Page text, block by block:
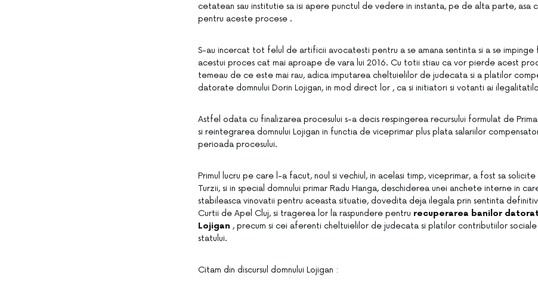
cetatean sau institutie sa isi apere punctul de vedere in instanta, pe de alta parte, asa
pentru aceste procese .
S-au incercat tot felul de artificii avocatesti pentru a se amana sentinta si a se impinge
acestui proces cat mai aproape de vara lui 2016. Cu totii stiau ca vor pierde acest
temeau de ce este mai rau, adica imputarea cheltuielilor de judecata si a platilor
datorate domnului Dorin Lojigan, in mod direct lor , ca si initiatori si votanti ai
Astfel odata cu finalizarea procesului s-a decis respingerea recursului formulat de
si reintegrarea domnului Lojigan in functia de viceprimar plus plata salariilor
perioada procesului.
Primul lucru pe care l-a facut, noul si vechiul, in acelasi timp, viceprimar, a fost sa
Turzii, si in special domnului primar Radu Hanga, deschiderea unei anchete interne in
stabileasca vinovatii pentru aceasta situatie, dovedita deja ilegala prin sentinta
Curtii de Apel Cluj, si tragerea lor la raspundere pentru recuperarea banilor
Lojigan , precum si cei aferenti cheltuielilor de judecata si platilor contributiilor
statului.
Citam din discursul domnului Lojigan :